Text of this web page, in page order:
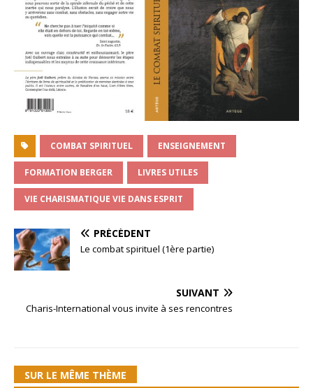
COMBAT SPIRITUEL ENSEIGNEMENT
FORMATION BERGER LIVRES UTILES
VIE CHARISMATIQUE VIE DANS ESPRIT
PRÉCÉDENT
Le combat spirituel (1ère partie)
SUIVANT
Charis-International vous invite à ses rencontres
SUR LE MÊME THÈME